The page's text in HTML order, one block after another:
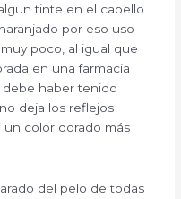
tinte en el cabello
por eso uso
poco, al igual que
en una farmacia
haber tenido
deja los reflejos
un color dorado más
del pelo de todas